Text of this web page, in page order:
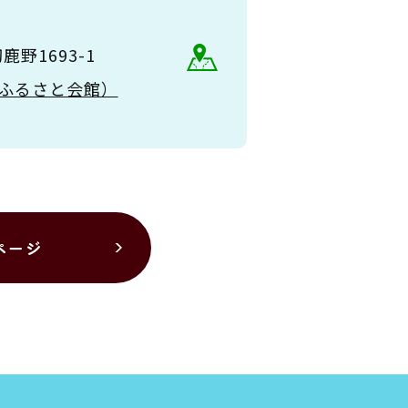
野1693-1
さと会館）
ージ